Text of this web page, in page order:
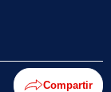
Compartir